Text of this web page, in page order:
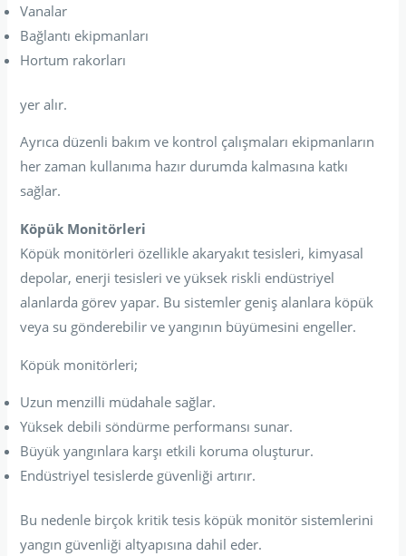
Vanalar
Bağlantı ekipmanları
Hortum rakorları
yer alır.
Ayrıca düzenli bakım ve kontrol çalışmaları ekipmanların
her zaman kullanıma hazır durumda kalmasına katkı
sağlar.
Köpük Monitörleri
Köpük monitörleri özellikle akaryakıt tesisleri, kimyasal
depolar, enerji tesisleri ve yüksek riskli endüstriyel
alanlarda görev yapar. Bu sistemler geniş alanlara köpük
veya su gönderebilir ve yangının büyümesini engeller.
Köpük monitörleri;
Uzun menzilli müdahale sağlar.
Yüksek debili söndürme performansı sunar.
Büyük yangınlara karşı etkili koruma oluşturur.
Endüstriyel tesislerde güvenliği artırır.
Bu nedenle birçok kritik tesis köpük monitör sistemlerini
yangın güvenliği altyapısına dahil eder.